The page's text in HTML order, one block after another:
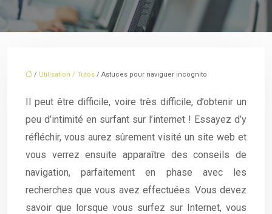
/ Utilisation / Tutos / Astuces pour naviguer incognito
Il peut être difficile, voire très difficile, d’obtenir un
peu d’intimité en surfant sur l’internet ! Essayez d’y
réfléchir, vous aurez sûrement visité un site web et
vous verrez ensuite apparaître des conseils de
navigation, parfaitement en phase avec les
recherches que vous avez effectuées. Vous devez
savoir que lorsque vous surfez sur Internet, vous